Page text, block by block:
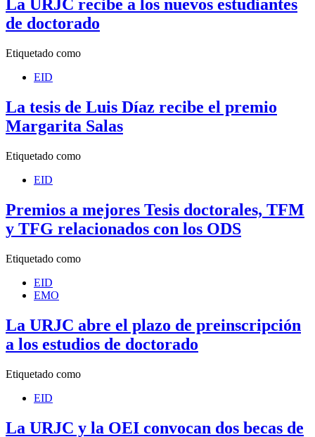
La URJC recibe a los nuevos estudiantes
de doctorado
Etiquetado como
EID
La tesis de Luis Díaz recibe el premio
Margarita Salas
Etiquetado como
EID
Premios a mejores Tesis doctorales, TFM
y TFG relacionados con los ODS
Etiquetado como
EID
EMO
La URJC abre el plazo de preinscripción
a los estudios de doctorado
Etiquetado como
EID
La URJC y la OEI convocan dos becas de